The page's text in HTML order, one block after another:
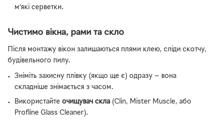
м’які серветки.
Чистимо вікна, рами та скло
Після монтажу вікон залишаються плями клею, сліди скотчу,
будівельного пилу.
Зніміть захисну плівку (якщо ще є) одразу — вона
складніше знімається з часом.
Використайтеочищувач скла (Clin, Mister Muscle, або
Profline Glass Cleaner).